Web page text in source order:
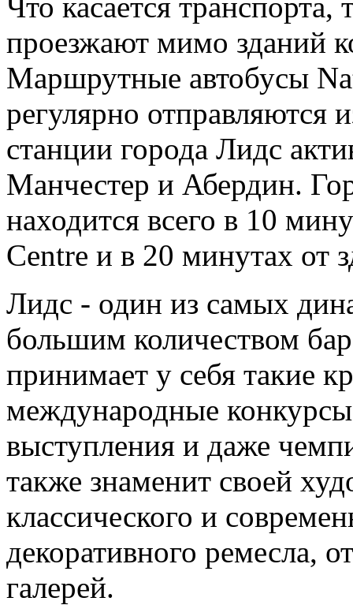
проезжают мимо зданий
Маршрутные автобусы
регулярно отправляются
станции города Лидс
Манчестер и Абердин.
находится всего в 10
Centre и в 20 минутах от
Лидс - один из самых
большим количеством
принимает у себя такие
международные
выступления и даже
также знаменит своей
классического и
декоративного ремесла,
галерей.